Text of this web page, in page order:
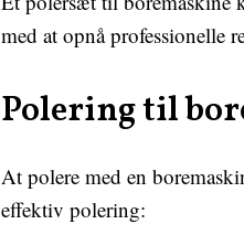
med at opnå professionelle
Polering til
At polere med en
effektiv polering: